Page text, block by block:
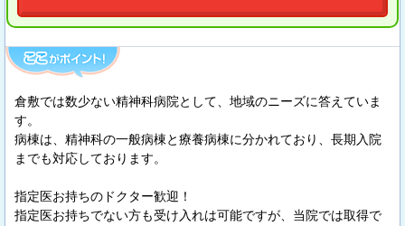
倉敷では数少ない精神科病院として、地域のニーズに答えていま
す。
病棟は、精神科の一般病棟と療養病棟に分かれており、長期入院
までも対応しております。
指定医お持ちのドクター歓迎！
指定医お持ちでない方も受け入れは可能ですが、当院では取得で